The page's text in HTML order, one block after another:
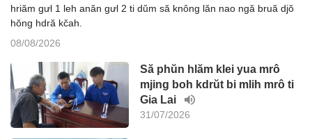
hriăm gưl 1 leh anăn gưl 2 ti dŭm să knông lăn nao ngă bruă djŏ
hŏng hdră kčah.
08/08/2026
Să phŭn hlăm klei yua mrô
mjing boh kdrŭt bi mlih mrô ti
Gia Lai
31/07/2026